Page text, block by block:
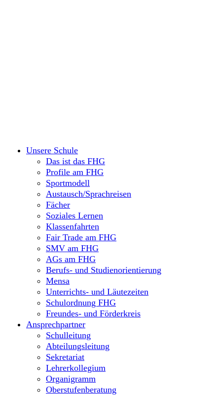
Unsere Schule
Das ist das FHG
Profile am FHG
Sportmodell
Austausch/Sprachreisen
Fächer
Soziales Lernen
Klassenfahrten
Fair Trade am FHG
SMV am FHG
AGs am FHG
Berufs- und Studienorientierung
Mensa
Unterrichts- und Läutezeiten
Schulordnung FHG
Freundes- und Förderkreis
Ansprechpartner
Schulleitung
Abteilungsleitung
Sekretariat
Lehrerkollegium
Organigramm
Oberstufenberatung